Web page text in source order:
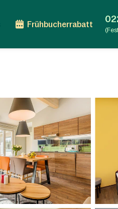
Frühbucherrabatt